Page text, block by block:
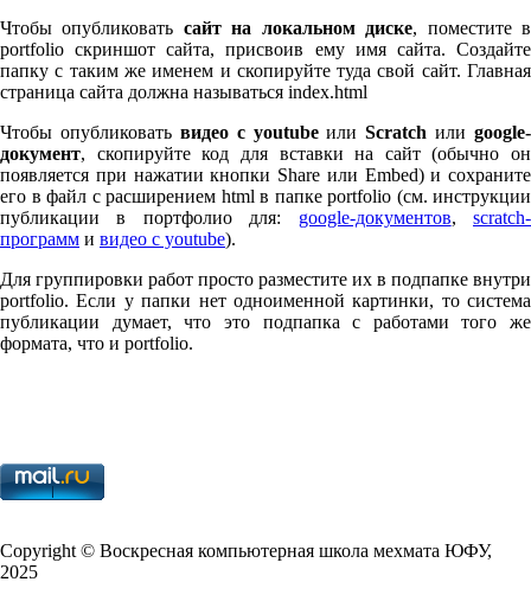
Чтобы опубликовать сайт на локальном диске, поместите в
port­fo­lio скриншот сайта, присвоив ему имя сайта. Создайте
папку с таким же именем и скопируйте туда свой сайт. Главная
страница сайта должна называться index.html
Чтобы опубликовать видео с youtubeилиScratch или google-
документ, скопируйте код для вставки на сайт (обычно он
появляется при нажатии кнопки Share или Embed) и сохраните
его в файл с расширением html в папке port­fo­lio (см. инструкции
публикации в портфолио для: google-документов,scratch-
программ и видео с youtube).
Для группировки работ просто разместите их в подпапке внутри
port­fo­lio. Если у папки нет одноименной картинки, то система
публикации думает, что это подпапка с работами того же
формата, что и port­fo­lio.
Copy­right © Воскресная компьютерная школа мехмата ЮФУ,
2025